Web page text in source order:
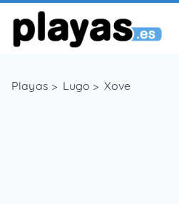
Playas > Lugo > Xove